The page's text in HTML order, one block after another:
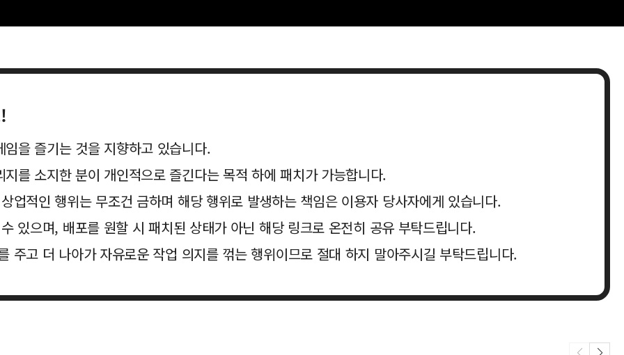
을 즐기는 것을 지향하고 있습니다.
를 소지한 분이 개인적으로 즐긴다는 목적 하에 패치가 가능합니다.
업적인 행위는 무조건 금하며 해당 행위로 발생하는 책임은 이용자 당사자에게 있습니다.
있으며, 배포를 원할 시 패치된 상태가 아닌 해당 링크로 온전히 공유 부탁드립니다.
주고 더 나아가 자유로운 작업 의지를 꺾는 행위이므로 절대 하지 말아주시길 부탁드립니다.